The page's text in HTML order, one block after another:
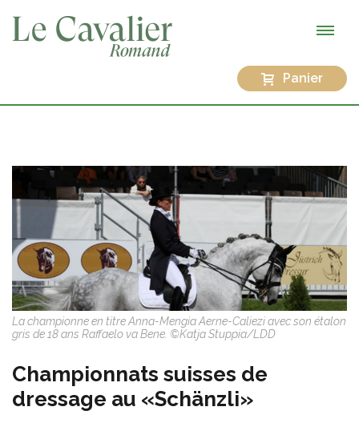
Panier
La championne en titre Anna-Mengia Aerne-Caliezi avec son étalon
gris de 18 ans Raffaelo va Bene. ©Katja Stuppia/LDD
Championnats suisses de
dressage au «Schänzli»